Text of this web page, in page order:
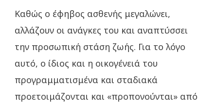
Καθώς ο έφηβος ασθενής μεγαλώνει,
αλλάζουν οι ανάγκες του και αναπτύσσει
την προσωπική στάση ζωής. Για το λόγο
αυτό, ο ίδιος και η οικογένειά του
προγραμματισμένα και σταδιακά
προετοιμάζονται και «προπονούνται» από